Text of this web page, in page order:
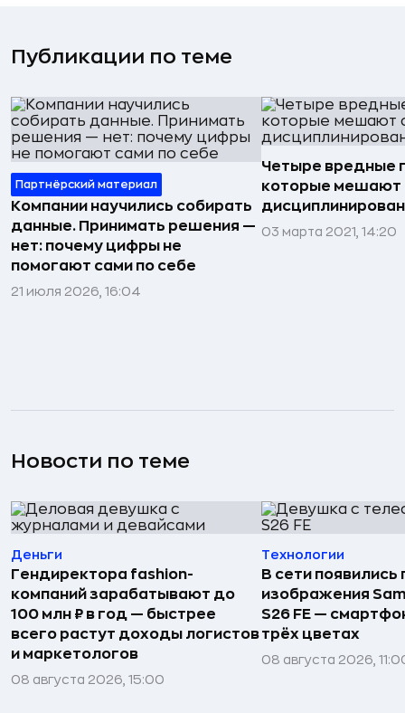
Публикации по теме
Партнёрский материал
Компании научились собирать
данные. Принимать решения —
нет: почему цифры не
помогают сами по себе
21 июля 2026, 16:04
Четыре вредные
которые мешают
03 марта 2021, 14:20
Новости по теме
Деньги
Гендиректора fashion-
компаний зарабатывают до
100 млн ₽ в год — быстрее
всего растут доходы логистов
и маркетологов
08 августа 2026, 15:00
Технологии
В сети появились
изображения
S26 FE —
трёх цветах
08 августа 2026,